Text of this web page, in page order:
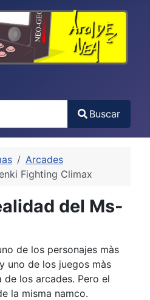
Buscar
Arcades
Fighting Climax
del Ms-
de los personajes màs
uno de los juegos màs
los arcades. Pero el
la misma namco.